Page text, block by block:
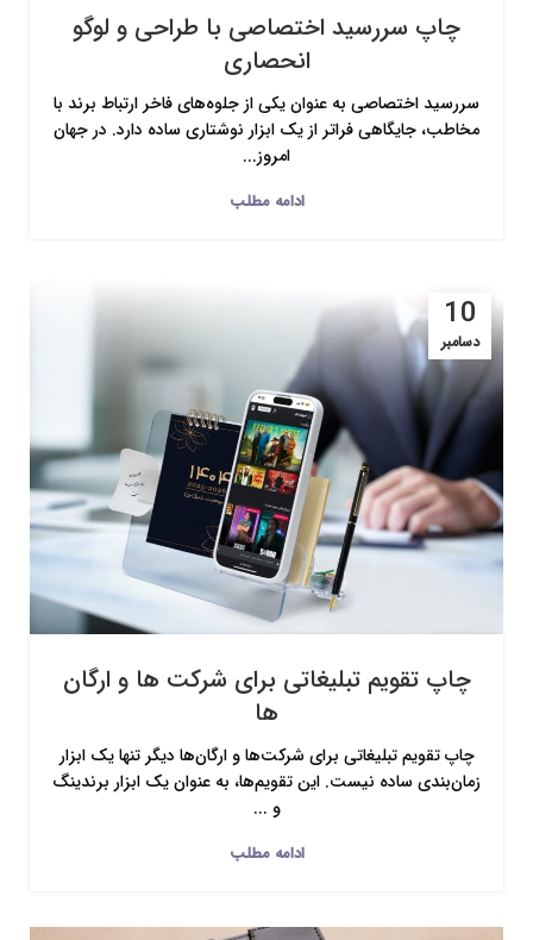
چاپ سررسید اختصاصی با طراحی و لوگو
انحصاری
سررسید اختصاصی به عنوان یکی از جلوه‌های فاخر ارتباط برند با
مخاطب، جایگاهی فراتر از یک ابزار نوشتاری ساده دارد. در جهان
امروز...
ادامه مطلب
10
دسامبر
چاپ تقویم تبلیغاتی برای شرکت ها و ارگان
ها
چاپ تقویم تبلیغاتی برای شرکت‌ها و ارگان‌ها دیگر تنها یک ابزار
زمان‌بندی ساده نیست. این تقویم‌ها، به عنوان یک ابزار برندینگ
و ...
ادامه مطلب